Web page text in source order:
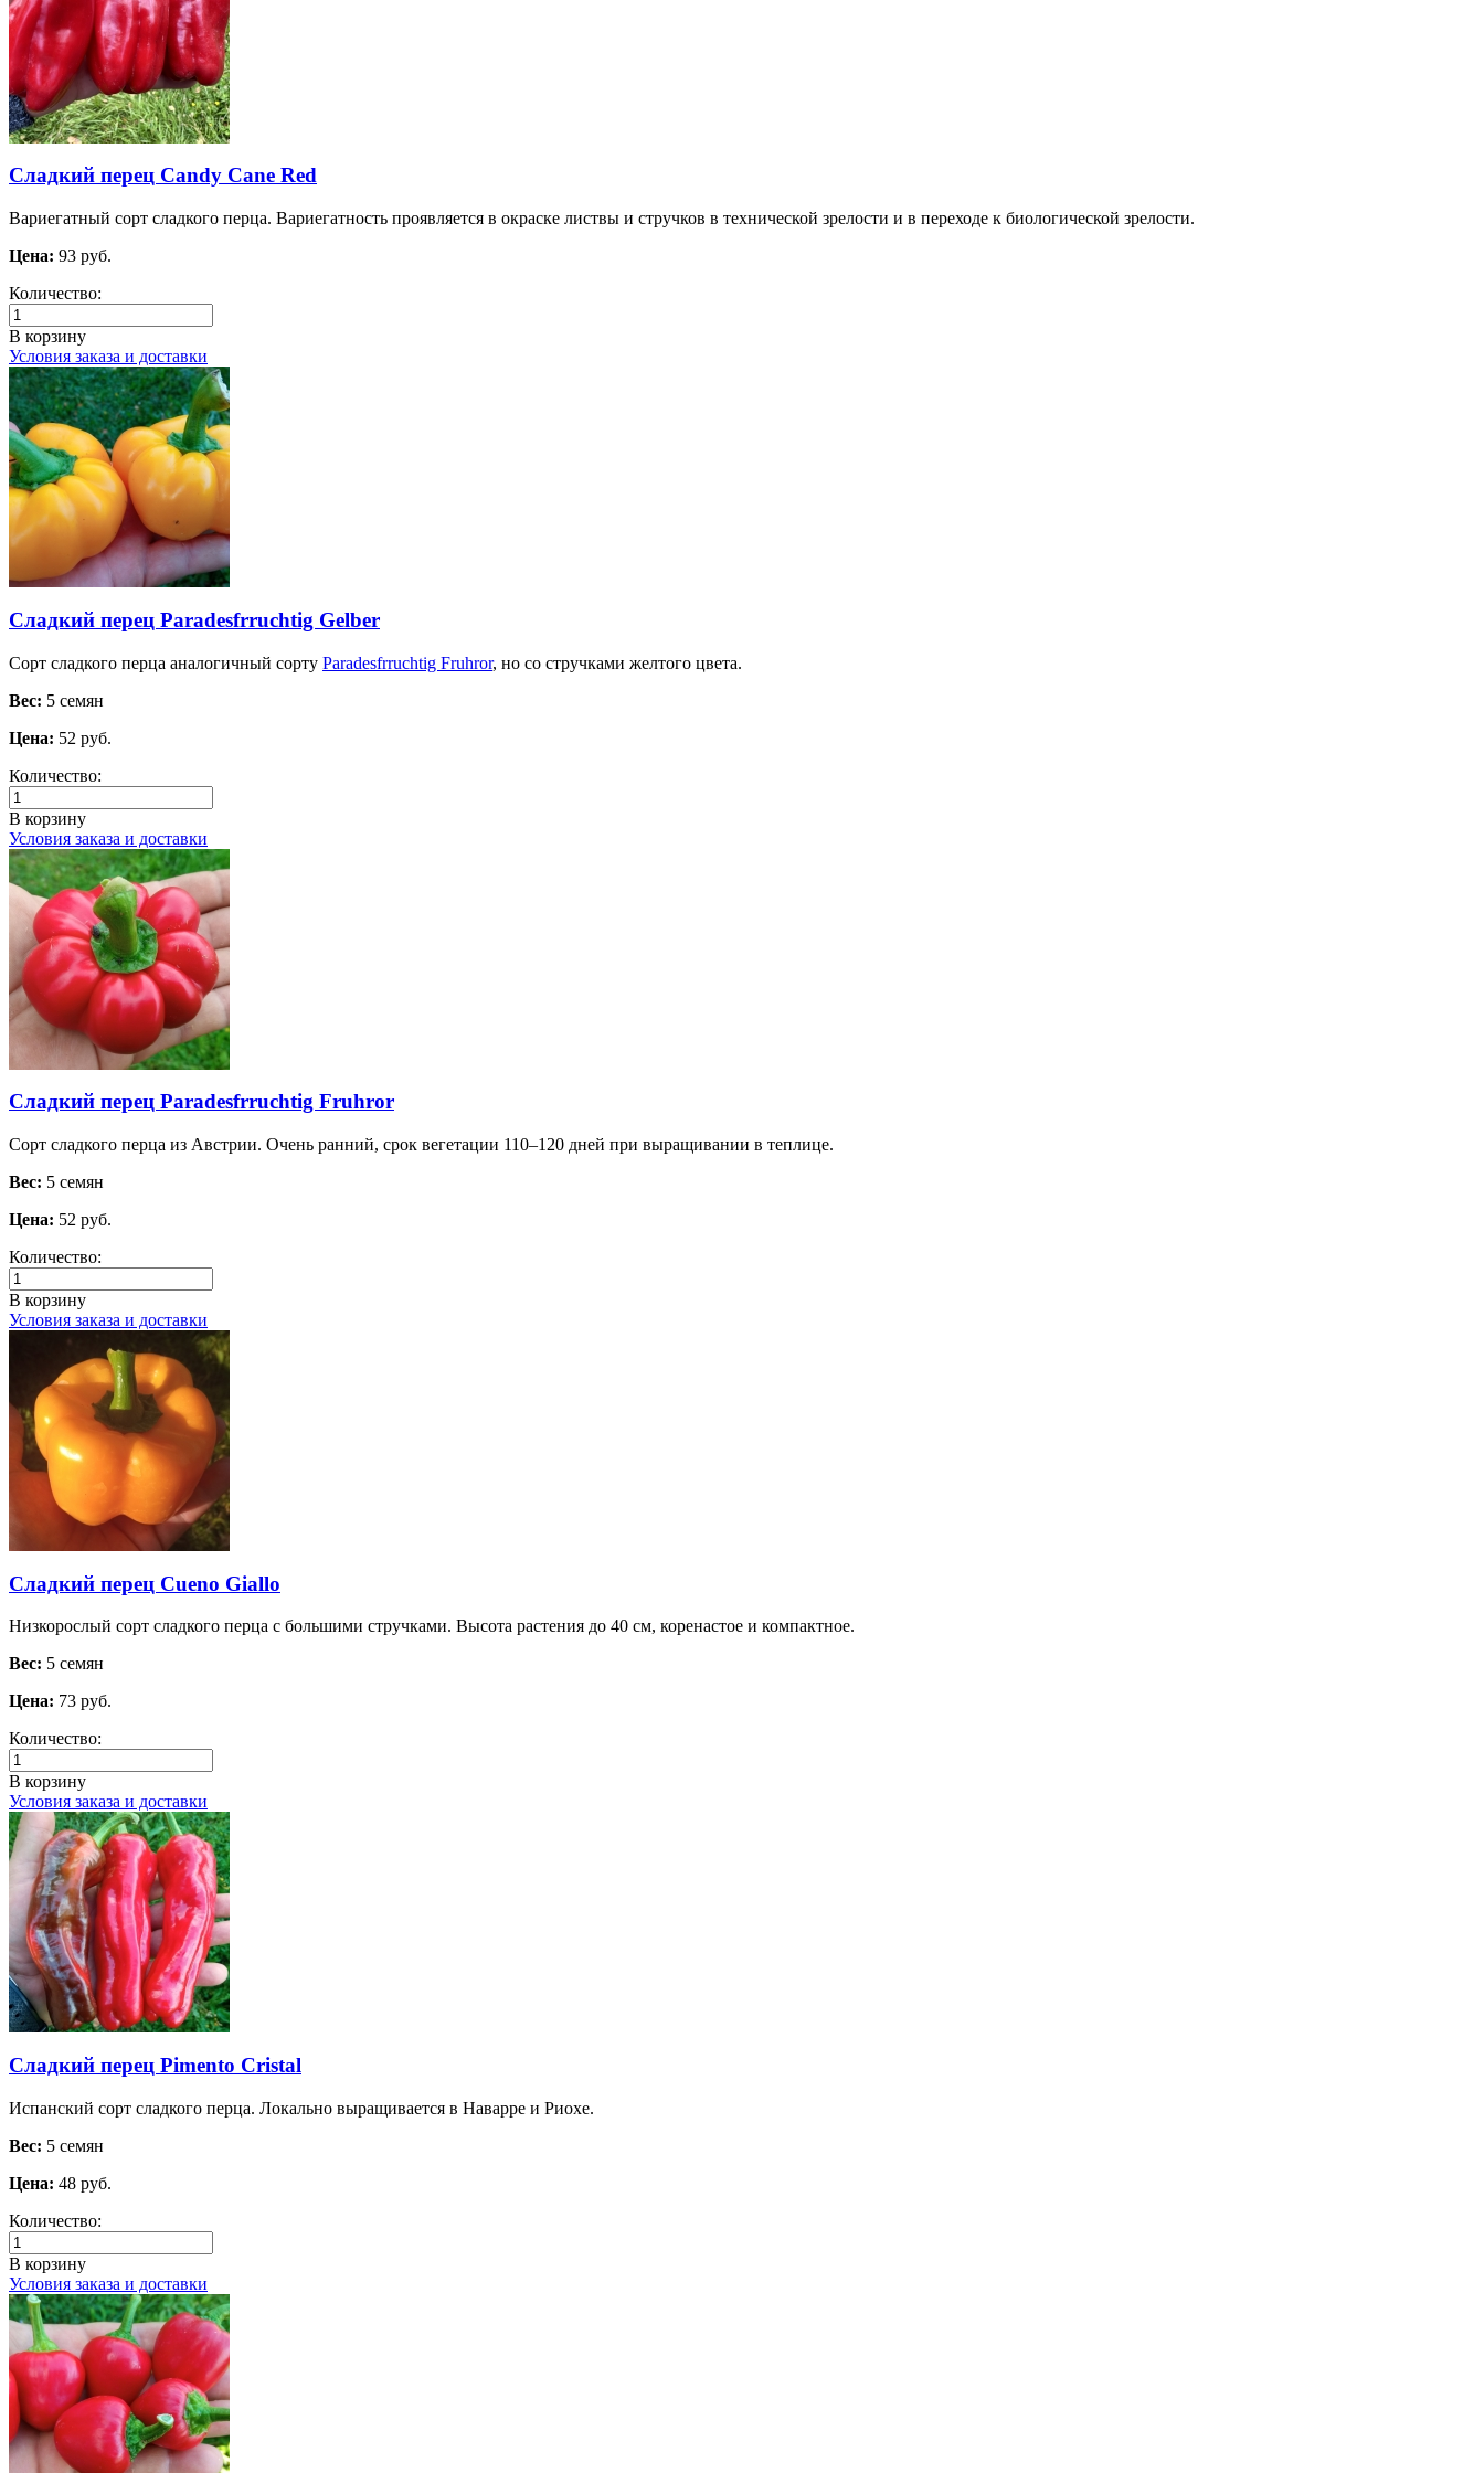
Сладкий перец Candy Cane Red
Вариегатный сорт сладкого перца. Вариегатность проявляется в окраске листвы и стручков в технической зрелости и в переходе к биологической зрелости.
Цена: 93 руб.
Количество:
В корзину
Условия заказа и доставки
Сладкий перец Paradesfrruchtig Gelber
Сорт сладкого перца аналогичный сорту Paradesfrruchtig Fruhror, но со стручками желтого цвета.
Вес: 5 семян
Цена: 52 руб.
Количество:
В корзину
Условия заказа и доставки
Сладкий перец Paradesfrruchtig Fruhror
Сорт сладкого перца из Австрии. Очень ранний, срок вегетации 110–120 дней при выращивании в теплице.
Вес: 5 семян
Цена: 52 руб.
Количество:
В корзину
Условия заказа и доставки
Сладкий перец Cueno Giallo
Низкорослый сорт сладкого перца с большими стручками. Высота растения до 40 см, коренастое и компактное.
Вес: 5 семян
Цена: 73 руб.
Количество:
В корзину
Условия заказа и доставки
Сладкий перец Pimento Cristal
Испанский сорт сладкого перца. Локально выращивается в Наварре и Риохе.
Вес: 5 семян
Цена: 48 руб.
Количество:
В корзину
Условия заказа и доставки